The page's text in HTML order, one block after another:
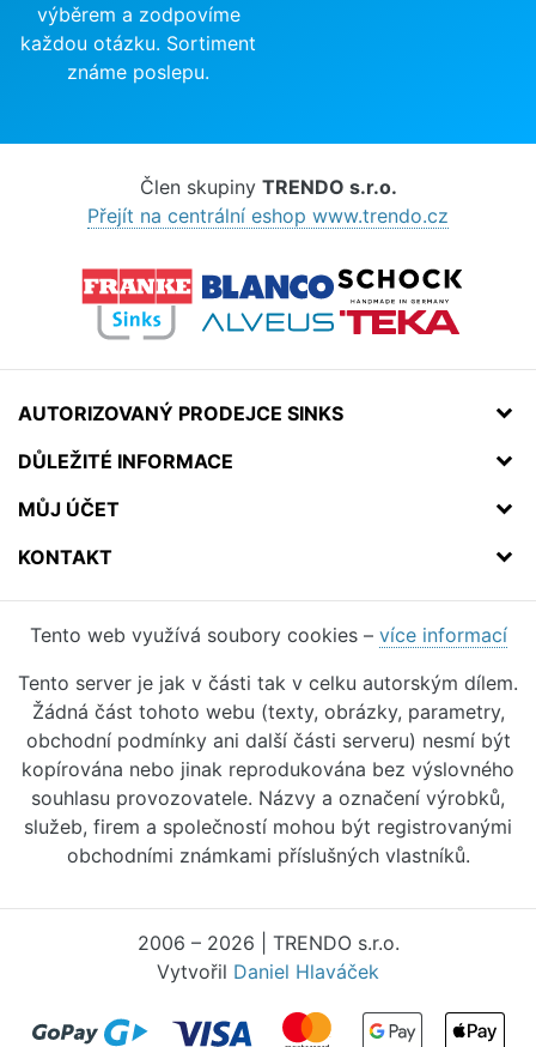
výběrem a zodpovíme
každou otázku. Sortiment
známe poslepu.
Člen skupiny TRENDO s.r.o.
Přejít na centrální eshop www.trendo.cz
AUTORIZOVANÝ PRODEJCE SINKS
DŮLEŽITÉ INFORMACE
MŮJ ÚČET
KONTAKT
Tento web využívá soubory cookies – více informací
Tento server je jak v části tak v celku autorským dílem.
Žádná část tohoto webu (texty, obrázky, parametry,
obchodní podmínky ani další části serveru) nesmí být
kopírována nebo jinak reprodukována bez výslovného
souhlasu provozovatele. Názvy a označení výrobků,
služeb, firem a společností mohou být registrovanými
obchodními známkami příslušných vlastníků.
2006 – 2026 | TRENDO s.r.o.
Vytvořil Daniel Hlaváček